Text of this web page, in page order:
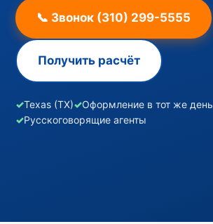
📞 Звонок (310) 299-5555
Получить расчёт
✓Texas (TX)✓Оформление в тот же день
✓Русскоговорящие агенты